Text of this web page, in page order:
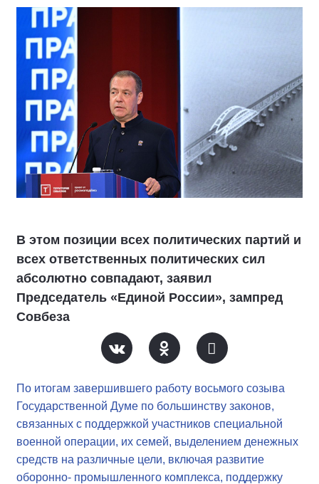
В этом позиции всех политических партий и
всех ответственных политических сил
абсолютно совпадают, заявил
Председатель «Единой России», зампред
Совбеза
По итогам завершившего работу восьмого созыва
Государственной Думе по большинству законов,
связанных с поддержкой участников специальной
военной операции, их семей, выделением денежных
средств на различные цели, включая развитие
оборонно- промышленного комплекса, поддержку